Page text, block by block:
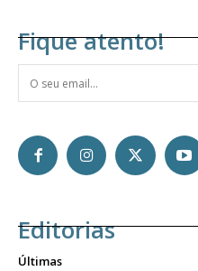
Fique atento!
Editorias
Últimas